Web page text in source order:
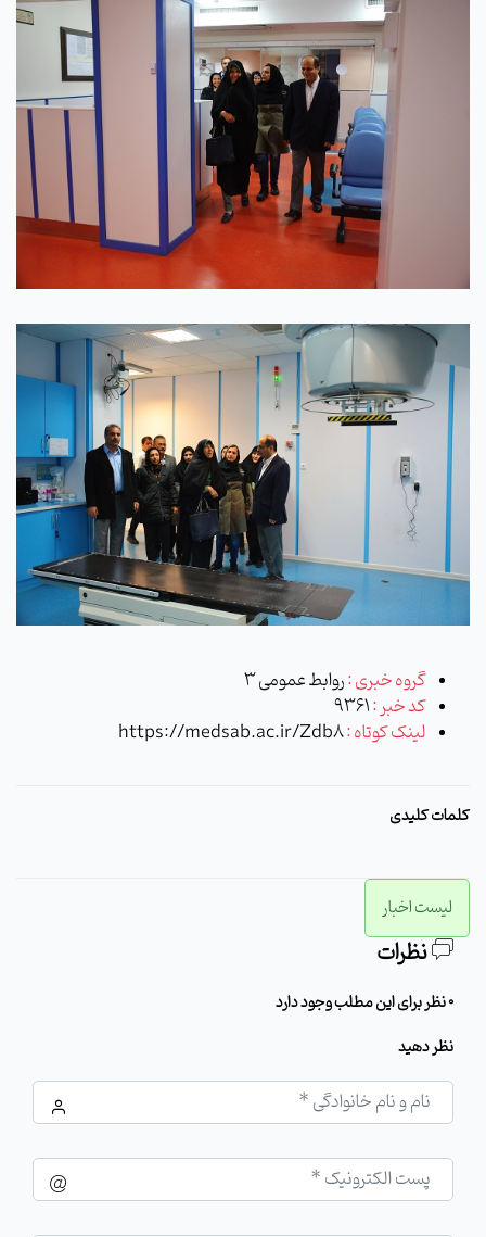
گروه خبری :روابط عمومی 3
کد خبر :9361
لینک کوتاه :https://medsab.ac.ir/Zdb8
کلمات کلیدی
لیست اخبار
نظرات
0 نظر برای این مطلب وجود دارد
نظر دهید